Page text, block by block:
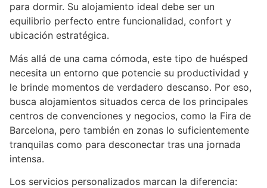
para dormir. Su alojamiento ideal debe ser un
equilibrio perfecto entre funcionalidad, confort y
ubicación estratégica.
Más allá de una cama cómoda, este tipo de huésped
necesita un entorno que potencie su productividad y
le brinde momentos de verdadero descanso. Por eso,
busca alojamientos situados cerca de los principales
centros de convenciones y negocios, como la Fira de
Barcelona, pero también en zonas lo suficientemente
tranquilas como para desconectar tras una jornada
intensa.
Los servicios personalizados marcan la diferencia: